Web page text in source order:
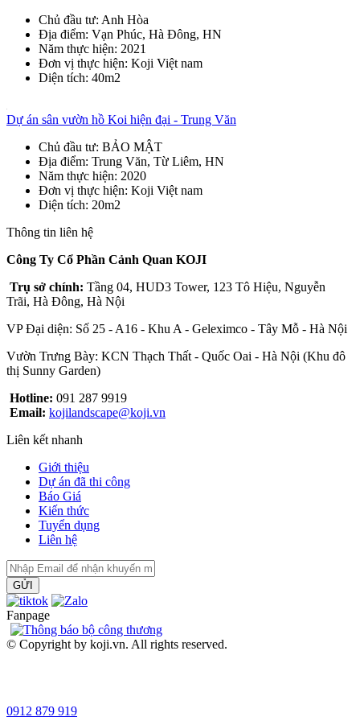
Chủ đầu tư: Anh Hòa
Địa điểm: Vạn Phúc, Hà Đông, HN
Năm thực hiện: 2021
Đơn vị thực hiện: Koji Việt nam
Diện tích: 40m2
Dự án sân vườn hồ Koi hiện đại - Trung Văn
Chủ đầu tư: BẢO MẬT
Địa điểm: Trung Văn, Từ Liêm, HN
Năm thực hiện: 2020
Đơn vị thực hiện: Koji Việt nam
Diện tích: 20m2
Thông tin liên hệ
Công Ty Cổ Phần Cảnh Quan KOJI
Trụ sở chính: Tầng 04, HUD3 Tower, 123 Tô Hiệu, Nguyễn
Trãi, Hà Đông, Hà Nội
VP Đại diện: Số 25 - A16 - Khu A - Geleximco - Tây Mỗ - Hà Nội
Vườn Trưng Bày: KCN Thạch Thất - Quốc Oai - Hà Nội (Khu đô
thị Sunny Garden)
Hotline: 091 287 9919
Email: kojilandscape@koji.vn
Liên kết nhanh
Giới thiệu
Dự án đã thi công
Báo Giá
Kiến thức
Tuyển dụng
Liên hệ
GỬI
Fanpage
© Copyright by koji.vn. All rights reserved.
0912 879 919